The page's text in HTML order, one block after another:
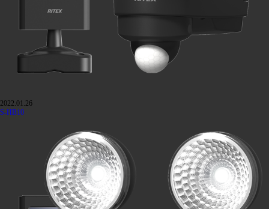
2022.01.26
S-HB10